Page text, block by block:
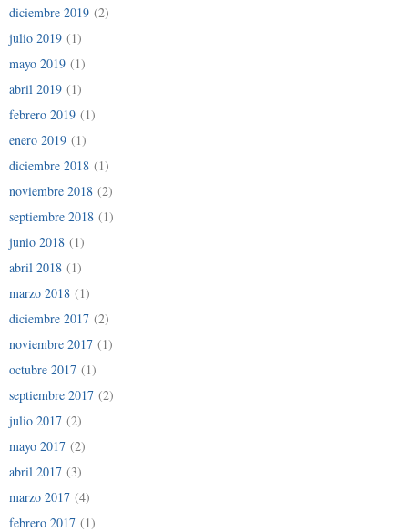
diciembre 2019 (2)
julio 2019 (1)
mayo 2019 (1)
abril 2019 (1)
febrero 2019 (1)
enero 2019 (1)
diciembre 2018 (1)
noviembre 2018 (2)
septiembre 2018 (1)
junio 2018 (1)
abril 2018 (1)
marzo 2018 (1)
diciembre 2017 (2)
noviembre 2017 (1)
octubre 2017 (1)
septiembre 2017 (2)
julio 2017 (2)
mayo 2017 (2)
abril 2017 (3)
marzo 2017 (4)
febrero 2017 (1)